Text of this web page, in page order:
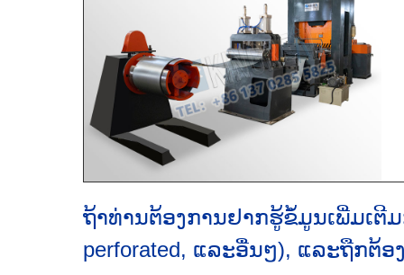
ຖ້າທ່ານຕ້ອງການຢາກຮູ້ຂໍ້ມູນເພີ່ມເຕີ
perforated, ແລະອື່ນໆ), ແລະຖືກຕ້ອງ